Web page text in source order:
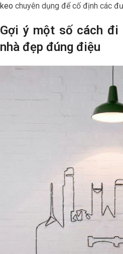
keo chuyên dụng để cố định các
Gợi ý một số cách đi
nhà đẹp đúng điệu